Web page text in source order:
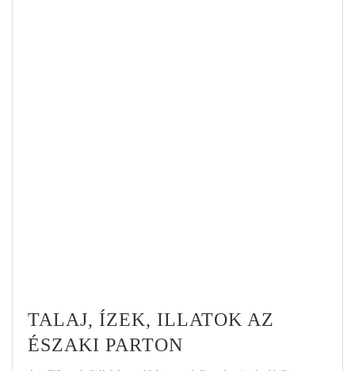
TALAJ, ÍZEK, ILLATOK AZ
ÉSZAKI PARTON